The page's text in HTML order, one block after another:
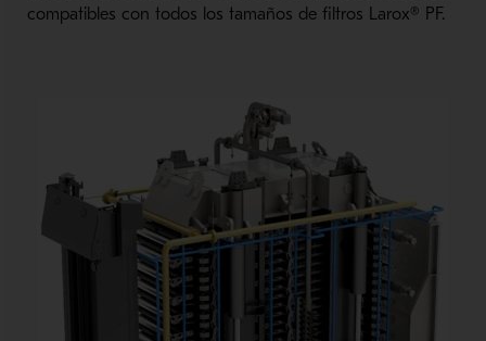
compatibles con todos los tamaños de filtros Larox® PF.